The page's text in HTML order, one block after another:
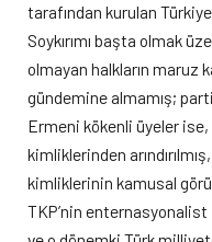
tarafından kurulan
Soykırımı başta olmak
olmayan halkların maruz
gündemine almamış;
Ermeni kökenli üyeler
kimliklerinden
kimliklerinin kamusal
TKP’nin